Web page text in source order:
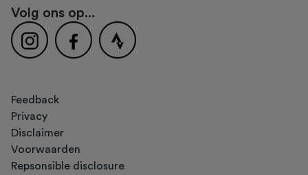
Volg ons op...
Feedback
Privacy
Disclaimer
Voorwaarden
Repsonsible disclosure